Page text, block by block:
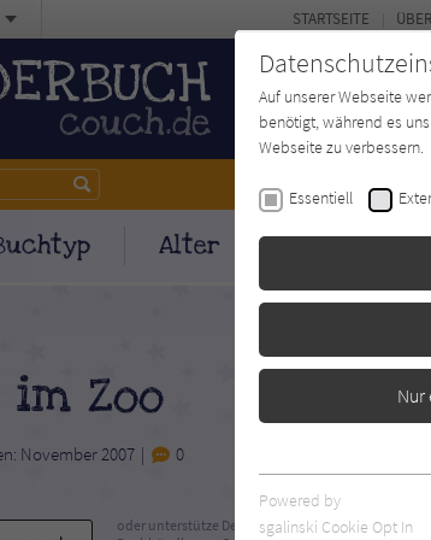
Alter Autor*in
STARTSEITE
Zoo
November 2007 0
oder unterstütze Deinen
Auf unserer Webseite
benötigt, während es
Webseite zu verbessern.
Essentiell
Nur
Essentielle Cookies
benötigt. Dadurch ist
Powered by
sgalinski Cookie Opt In